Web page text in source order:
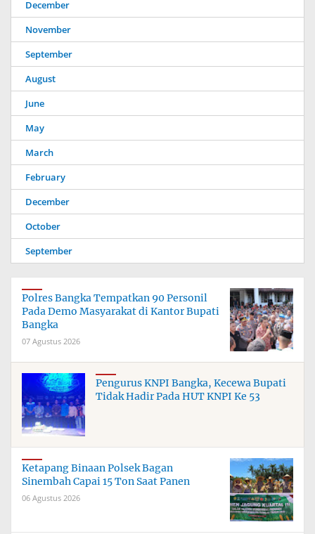
December
November
September
August
June
May
March
February
December
October
September
Polres Bangka Tempatkan 90 Personil
Pada Demo Masyarakat di Kantor Bupati
Bangka
07 Agustus 2026
Pengurus KNPI Bangka, Kecewa Bupati
Tidak Hadir Pada HUT KNPI Ke 53
Ketapang Binaan Polsek Bagan
Sinembah Capai 15 Ton Saat Panen
06 Agustus 2026